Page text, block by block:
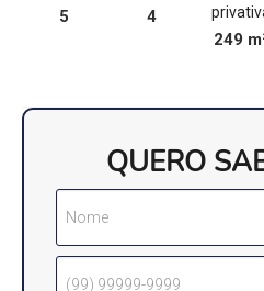
5 4
249
QUERO